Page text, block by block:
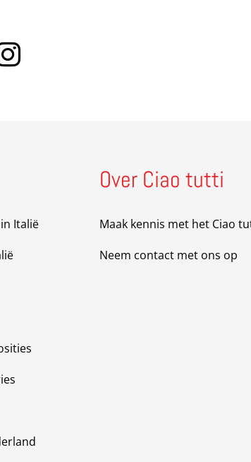
Facebook
naar Pinterest
Ga naar Instagram
Italië
Over Ciao tutti
Maak kennis met het Ciao
Neem contact met ons op